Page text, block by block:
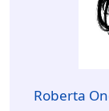
Roberta